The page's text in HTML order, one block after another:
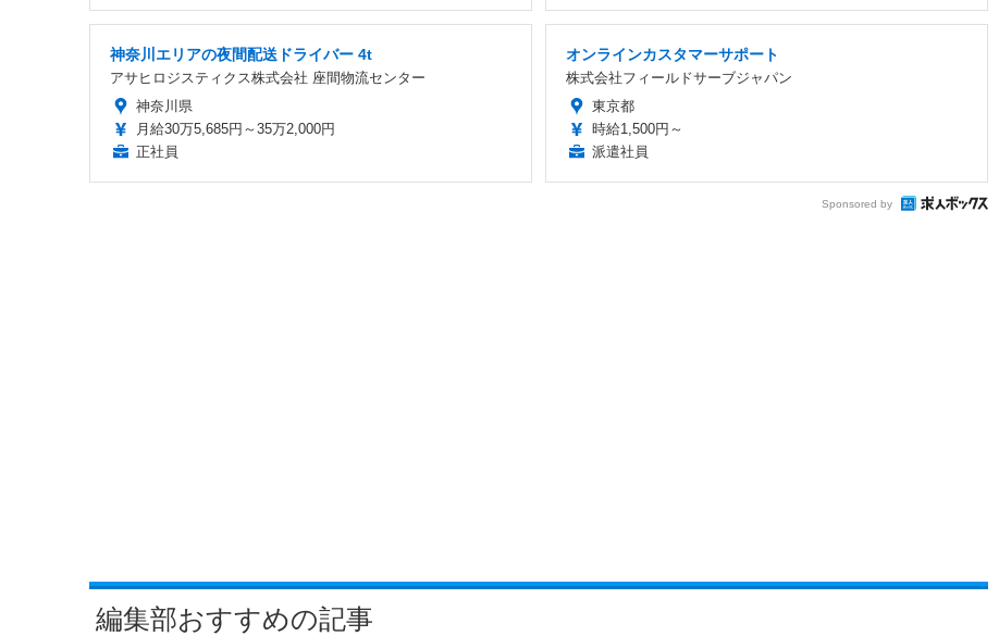
神奈川エリアの夜間配送ドライバー 4t
アサヒロジスティクス株式会社 座間物流センター
神奈川県
月給30万5,685円～35万2,000円
正社員
オンラインカスタマーサポート
株式会社フィールドサーブジャパン
東京都
時給1,500円～
派遣社員
Sponsored by
編集部おすすめの記事